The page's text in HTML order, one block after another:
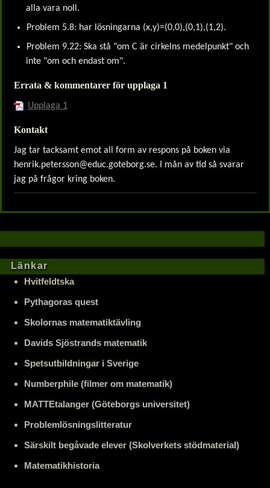
alla vara noll.
Problem 5.8: har lösningarna (x,y)=(0,0),(0,1),(1,2).
Problem 9.22: Ska stå "om C är cirkelns medelpunkt" och
inte "om och endast om".
Errata & kommentarer för upplaga 1
Upplaga 1
Kontakt
Jag tar tacksamt emot all form av respons på boken via
henrik.petersson@educ.goteborg.se. I mån av tid så svarar
jag på frågor kring boken.
Länkar
Hvitfeldtska
Pythagoras quest
Skolornas matematiktävling
Davids Sjöstrands matematik
Spetsutbildningar i Sverige
Numberphile (filmer om matematik)
MATTEtalanger (Göteborgs universitet)
Problemlösningslitteratur
Särskilt begåvade elever (Skolverkets stödmaterial)
Matematikhistoria